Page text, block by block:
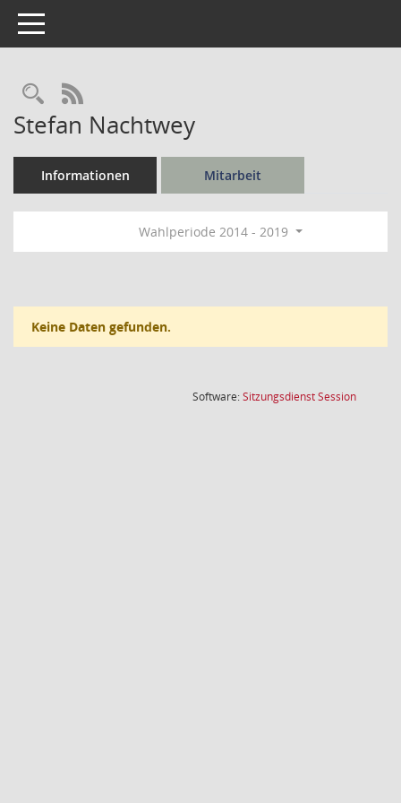
Toggle navigation
Rechercheauswahl
RSS-Feed
Stefan Nachtwey
Informationen Mitarbeit
Wahlperiode 2014 - 2019
Keine Daten gefunden.
Software:SitzungsdienstSession(Wird in